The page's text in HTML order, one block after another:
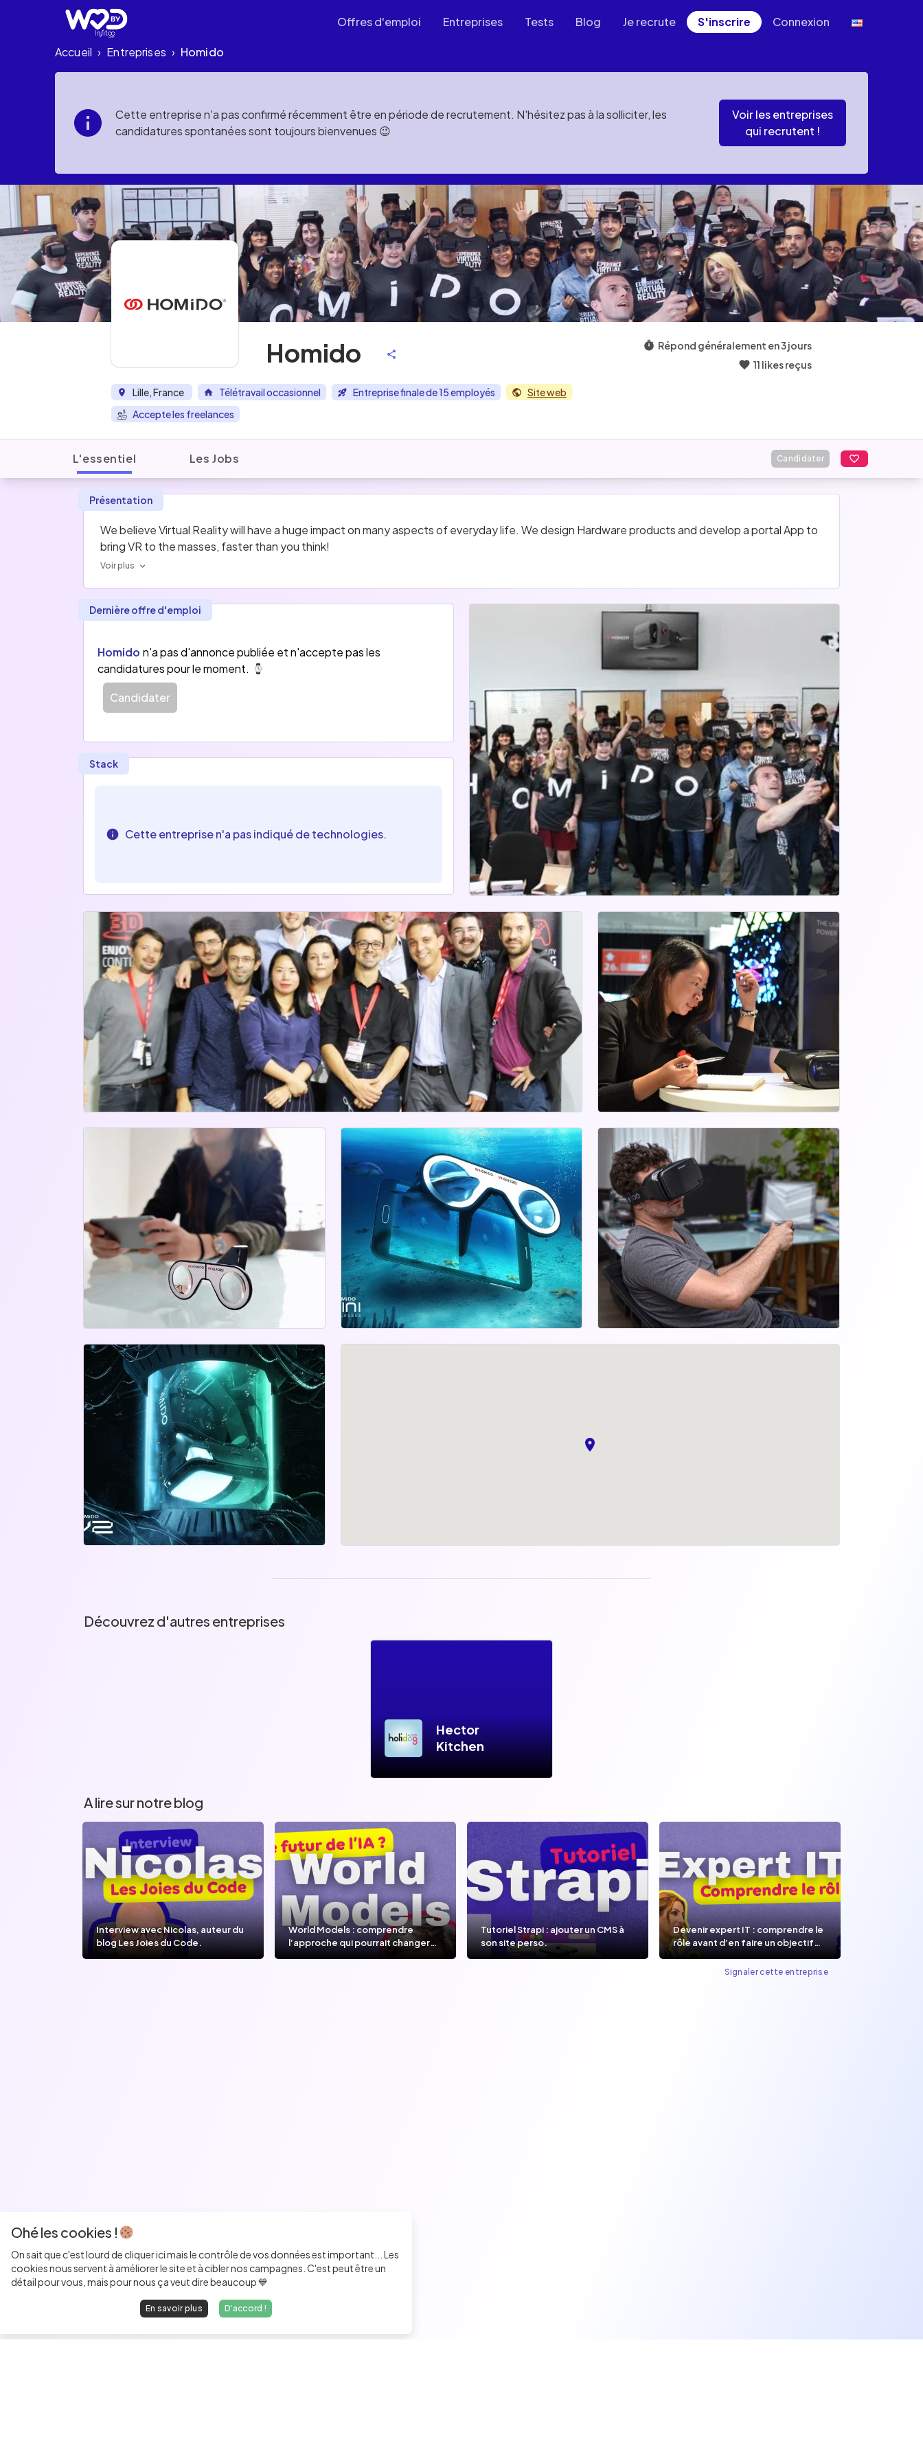
Offres d'emploi Entreprises Tests Blog Je recrute S'inscrire Connexion
Accueil › Entreprises › Homido
Cette entreprise n'a pas confirmé récemment être en période de recrutement. N'hésitez pas à la solliciter, les
candidatures spontanées sont toujours bienvenues 😉
Voir les entreprises
qui recrutent !
Homido
Lille, France Télétravail occasionnel Entreprise finale de 15 employés
Site web
Accepte les freelances
Répond généralement en 3 jours
11 likes reçus
L'essentiel Les Jobs Candidater
Présentation
We believe Virtual Reality will have a huge impact on many aspects of everyday life. We design Hardware products and develop a portal App to
bring VR to the masses, faster than you think!
Voir plus
Dernière offre d'emploi
Homido n'a pas d'annonce publiée et n'accepte pas les
candidatures pour le moment.
Candidater
Stack
Cette entreprise n'a pas indiqué de technologies.
Découvrez d'autres entreprises
Hector
Kitchen
A lire sur notre blog
Interview avec Nicolas, auteur du
blog Les Joies du Code.
World Models : comprendre
l’approche qui pourrait changer
Tutoriel Strapi : ajouter un CMS à
son site perso.
Devenir expert IT : comprendre le
rôle avant d’en faire un objectif
de carrière.
Signaler cette entreprise
Ohé les cookies !
On sait que c'est lourd de cliquer ici mais le contrôle de vos données est important... Les
cookies nous servent à améliorer le site et à cibler nos campagnes. C'est peut être un
détail pour vous, mais pour nous ça veut dire beaucoup 💙
En savoir plus D'accord !